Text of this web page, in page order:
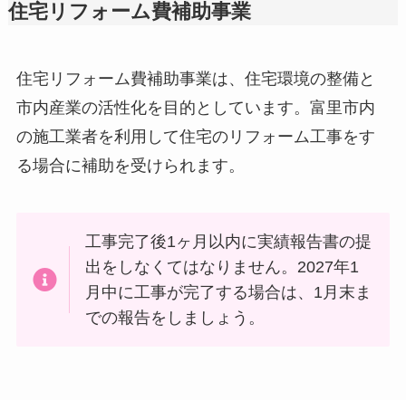
住宅リフォーム費補助事業
住宅リフォーム費補助事業は、住宅環境の整備と
市内産業の活性化を目的としています。富里市内
の施工業者を利用して住宅のリフォーム工事をす
る場合に補助を受けられます。
工事完了後1ヶ月以内に実績報告書の提
出をしなくてはなりません。2027年1
月中に工事が完了する場合は、1月末ま
での報告をしましょう。